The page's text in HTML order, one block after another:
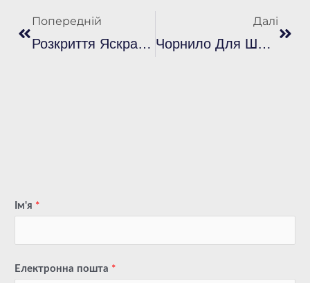
Попередній
Розкриття Яскравості: Найповніший Посібник З Флуоресцентних Пластизольних Фарб У Трафаретному Друці
Далі
Чорнило Для Шовкодруку: Вибір Найкращої Фарби Для Трафаретного Друку Від Plastisol
Ім'я *
Електронна пошта *